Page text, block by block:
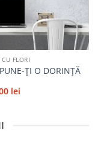
FLORI
ŢI O DORINŢĂ
lei